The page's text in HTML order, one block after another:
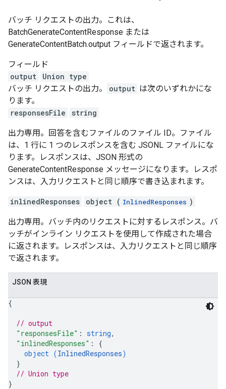
バッチ リクエストの出力。これは、
BatchGenerateContentResponse または
GenerateContentBatch.output フィールドで返されます。
フィールド
output
Union type
バッチ リクエストの出力。
output は次のいずれかにな
ります。
responsesFile
string
出力専用。回答を含むファイルのファイル ID。ファイル
は、1 行に 1 つのレスポンスを含む JSONL ファイルにな
ります。レスポンスは、JSON 形式の
GenerateContentResponse メッセージになります。レスポ
ンスは、入力リクエストと同じ順序で書き込まれます。
inlinedResponses object ( InlinedResponses )
出力専用。バッチ内のリクエストに対するレスポンス。バ
ッチがインライン リクエストを使用して作成された場合
に返されます。レスポンスは、入力リクエストと同じ順序
で返されます。
JSON 表現
{
// output
"responsesFile" : string,
"inlinedResponses" : {
object (InlinedResponses)
}
// Union type
}